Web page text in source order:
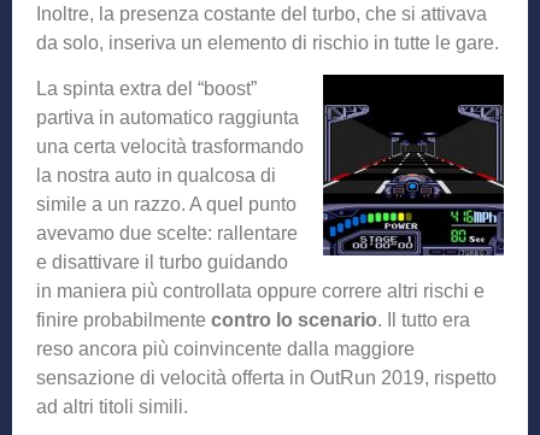
Inoltre, la presenza costante del turbo, che si attivava
da solo, inseriva un elemento di rischio in tutte le gare.
La spinta extra del “boost”
partiva in automatico raggiunta
una certa velocità trasformando
la nostra auto in qualcosa di
simile a un razzo. A quel punto
avevamo due scelte: rallentare
e disattivare il turbo guidando
in maniera più controllata oppure correre altri rischi e
finire probabilmente contro lo scenario. Il tutto era
reso ancora più coinvincente dalla maggiore
sensazione di velocità offerta in OutRun 2019, rispetto
ad altri titoli simili.